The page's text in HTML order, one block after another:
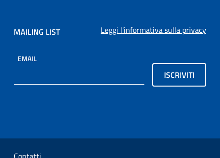
MAILING LIST Leggi l'informativa sulla privacy
EMAIL
ISCRIVITI
Sezione Link Utili